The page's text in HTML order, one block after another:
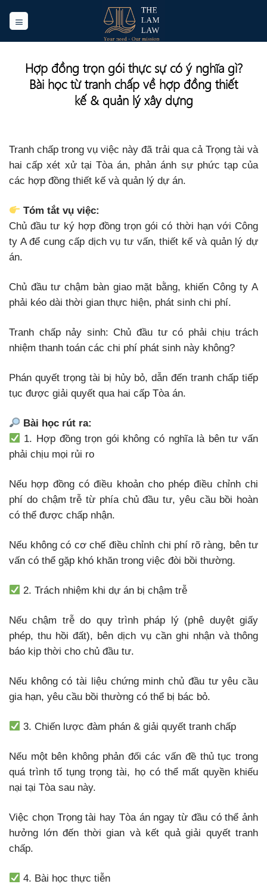
Hợp đồng trọn gói thực sự có ý nghĩa gì?
Bài học từ tranh chấp về hợp đồng thiết
kế & quản lý xây dựng
Tranh chấp trong vụ việc này đã trải qua cả Trọng tài và
hai cấp xét xử tại Tòa án, phản ánh sự phức tạp của
các hợp đồng thiết kế và quản lý dự án.
Tóm tắt vụ việc:
Chủ đầu tư ký hợp đồng trọn gói có thời hạn với Công
ty A để cung cấp dịch vụ tư vấn, thiết kế và quản lý dự
án.
Chủ đầu tư chậm bàn giao mặt bằng, khiến Công ty A
phải kéo dài thời gian thực hiện, phát sinh chi phí.
Tranh chấp nảy sinh: Chủ đầu tư có phải chịu trách
nhiệm thanh toán các chi phí phát sinh này không?
Phán quyết trọng tài bị hủy bỏ, dẫn đến tranh chấp tiếp
tục được giải quyết qua hai cấp Tòa án.
Bài học rút ra:
1. Hợp đồng trọn gói không có nghĩa là bên tư vấn
phải chịu mọi rủi ro
Nếu hợp đồng có điều khoản cho phép điều chỉnh chi
phí do chậm trễ từ phía chủ đầu tư, yêu cầu bồi hoàn
có thể được chấp nhận.
Nếu không có cơ chế điều chỉnh chi phí rõ ràng, bên tư
vấn có thể gặp khó khăn trong việc đòi bồi thường.
2. Trách nhiệm khi dự án bị chậm trễ
Nếu chậm trễ do quy trình pháp lý (phê duyệt giấy
phép, thu hồi đất), bên dịch vụ cần ghi nhận và thông
báo kịp thời cho chủ đầu tư.
Nếu không có tài liệu chứng minh chủ đầu tư yêu cầu
gia hạn, yêu cầu bồi thường có thể bị bác bỏ.
3. Chiến lược đàm phán & giải quyết tranh chấp
Nếu một bên không phản đối các vấn đề thủ tục trong
quá trình tố tụng trọng tài, họ có thể mất quyền khiếu
nại tại Tòa sau này.
Việc chọn Trọng tài hay Tòa án ngay từ đầu có thể ảnh
hưởng lớn đến thời gian và kết quả giải quyết tranh
chấp.
4. Bài học thực tiễn